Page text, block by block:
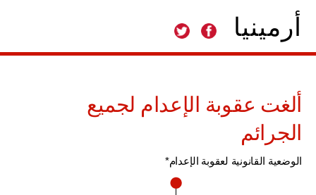
أرمينيا
ألغت عقوبة الإعدام لجميع
الجرائم
الوضعية القانونية لعقوبة الإعدام*